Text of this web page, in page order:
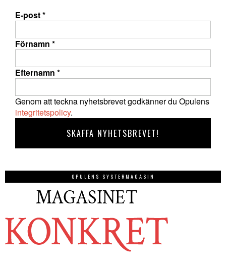
E-post*
Förnamn *
Efternamn *
Genom att teckna nyhetsbrevet godkänner du Opulens
integritetspolicy.
OPULENS SYSTERMAGASIN